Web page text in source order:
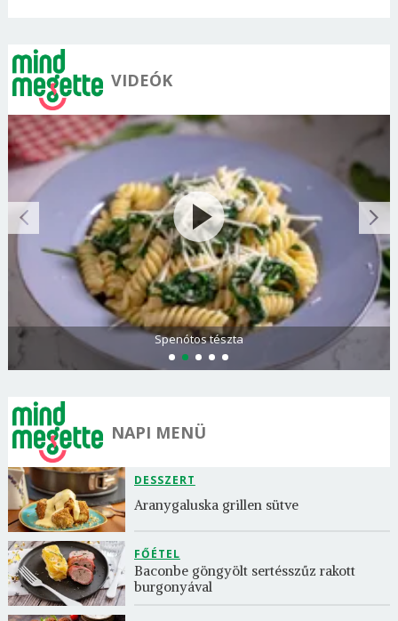
VIDEÓK
Olasz és görög paradicsomsaláta
NAPI MENÜ
DESSZERT
Aranygaluska grillen sütve
FŐÉTEL
Baconbe göngyölt sertésszűz rakott
burgonyával